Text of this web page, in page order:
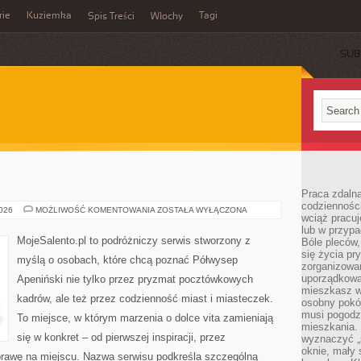
Kuziemka Spis Treści Włochy Tagi
MOŻLIWOŚĆ KOMENTOWANIA NEAPOL
ZOSTAŁA WYŁĄCZONA
MojeSalento.pl to podróżniczy serwis stworzony z
myślą o osobach, które chcą poznać Półwysep
Apeniński nie tylko przez pryzmat pocztówkowych
kadrów, ale też przez codzienność miast i miasteczek.
To miejsce, w którym marzenia o dolce vita zamieniają
się w konkret – od pierwszej inspiracji, przez
na miejscu. Nazwa serwisu podkreśla szczególną
Praca
wciąż
lub w
Bóle
się życia
mieszkasz
osobny
musi
mieszkania.
wyznaczyć
oknie, mały